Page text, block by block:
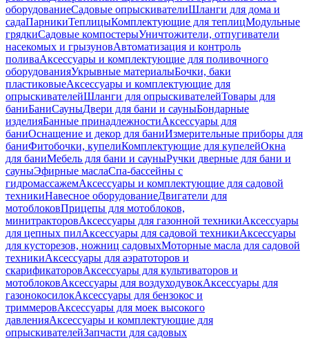
оборудованиеСадовые опрыскивателиШланги для дома и
садаПарникиТеплицыКомплектующие для теплицМодульные
грядкиСадовые компостерыУничтожители, отпугиватели
насекомых и грызуновАвтоматизация и контроль
поливаАксессуары и комплектующие для поливочного
оборудованияУкрывные материалыБочки, баки
пластиковыеАксессуары и комплектующие для
опрыскивателейШланги для опрыскивателейТовары для
баниБаниСауныДвери для бани и сауныБондарные
изделияБанные принадлежностиАксессуары для
баниОснащение и декор для баниИзмерительные приборы для
баниФитобочки, купелиКомплектующие для купелейОкна
для баниМебель для бани и сауныРучки дверные для бани и
сауныЭфирные маслаСпа-бассейны с
гидромассажемАксессуары и комплектующие для садовой
техникиНавесное оборудованиеДвигатели для
мотоблоковПрицепы для мотоблоков,
минитракторовАксессуары для газонной техникиАксессуары
для цепных пилАксессуары для садовой техникиАксессуары
для кусторезов, ножниц садовыхМоторные масла для садовой
техникиАксессуары для аэратоторов и
скарификаторовАксессуары для культиваторов и
мотоблоковАксессуары для воздуходувокАксессуары для
газонокосилокАксессуары для бензокос и
триммеровАксессуары для моек высокого
давленияАксессуары и комплектующие для
опрыскивателейЗапчасти для садовых